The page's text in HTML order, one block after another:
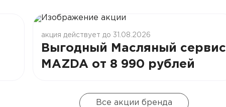
акция действует до 31.08.2026
Выгодный Масляный сервис
MAZDA от 8 990 рублей
Все акции бренда